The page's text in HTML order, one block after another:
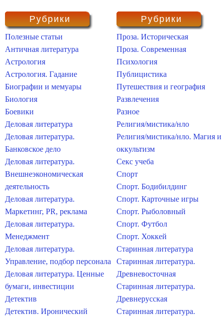
Рубрики
Полезные статьи
Античная литература
Астрология
Астрология. Гадание
Биографии и мемуары
Биология
Боевики
Деловая литература
Деловая литература.
Банковское дело
Деловая литература.
Внешнеэкономическая
деятельность
Деловая литература.
Маркетинг, PR, реклама
Деловая литература.
Менеджмент
Деловая литература.
Управление, подбор персонала
Деловая литература. Ценные
бумаги, инвестиции
Детектив
Детектив. Иронический
Рубрики
Проза. Историческая
Проза. Современная
Психология
Публицистика
Путешествия и география
Развлечения
Разное
Религия/мистика/нло
Религия/мистика/нло. Магия и
оккультизм
Секс учеба
Спорт
Спорт. Бодибилдинг
Спорт. Карточные игры
Спорт. Рыболовный
Спорт. Футбол
Спорт. Хоккей
Старинная литература
Старинная литература.
Древневосточная
Старинная литература.
Древнерусская
Старинная литература.